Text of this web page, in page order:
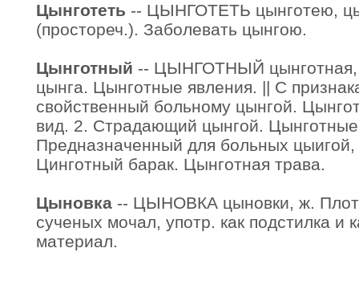
Цынготеть -- ЦЫНГОТЕТЬ цынготею,
(простореч.). Заболевать цынгою.
Цынготный -- ЦЫНГОТНЫЙ цынготная,
цынга. Цынготные явления. || С
свойственный больному цынгой.
вид. 2. Страдающий цынгой.
Предназначенный для больных
Цинготный барак. Цынготная трава.
Цыновка -- ЦЫНОВКА цыновки, ж.
сученых мочал, употр. как подстилка и
материал.